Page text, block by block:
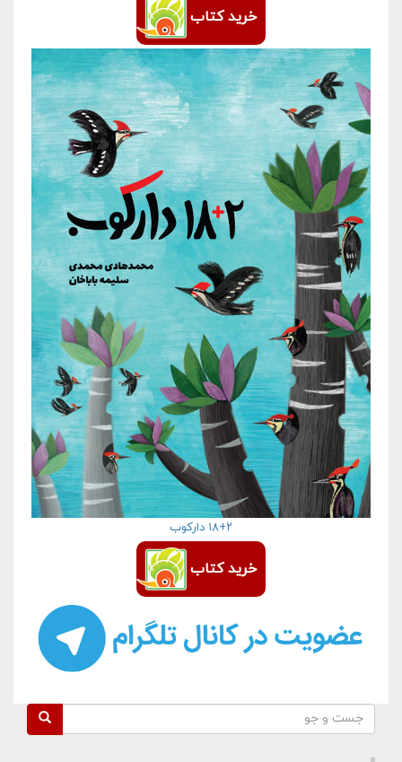
خرید کتاب
۱۸+۲ دارکوب
خرید کتاب
فرم جستجو